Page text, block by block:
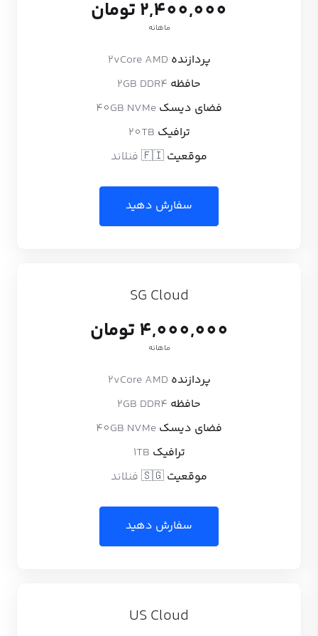
2,400,000 تومان
ماهانه
پردازنده 2vCore AMD
حافظه 2GB DDR4
فضای دیسک 40GB NVMe
ترافیک 20TB
موقعیت 🇫🇮 فنلاند
سفارش دهید
SG Cloud
4,000,000 تومان
ماهانه
پردازنده 2vCore AMD
حافظه 2GB DDR4
فضای دیسک 40GB NVMe
ترافیک 1TB
موقعیت 🇸🇬 فنلاند
سفارش دهید
US Cloud